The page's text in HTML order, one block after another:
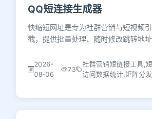
QQ短连接生成器
快缩短网址是专为社群营销与短视频
截，提供批量处理、随时修改跳转地
2026-
08-06
73
社群营销短链接工具,
访问数据统计,矩阵分